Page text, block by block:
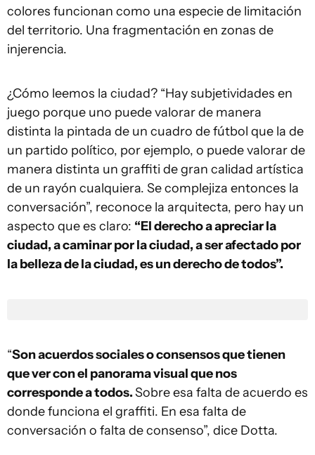
colores funcionan como una especie de limitación
del territorio. Una fragmentación en zonas de
injerencia.
¿Cómo leemos la ciudad? “Hay subjetividades en
juego porque uno puede valorar de manera
distinta la pintada de un cuadro de fútbol que la de
un partido político, por ejemplo, o puede valorar de
manera distinta un graffiti de gran calidad artística
de un rayón cualquiera. Se complejiza entonces la
conversación”, reconoce la arquitecta, pero hay un
aspecto que es claro: “El derecho a apreciar la
ciudad, a caminar por la ciudad, a ser afectado por
la belleza de la ciudad, es un derecho de todos”.
“Son acuerdos sociales o consensos que tienen
que ver con el panorama visual que nos
corresponde a todos.Sobre esa falta de acuerdo es
donde funciona el graffiti. En esa falta de
conversación o falta de consenso”, dice Dotta.